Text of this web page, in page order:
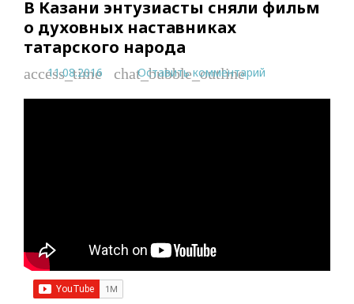
В Казани энтузиасты сняли фильм
о духовных наставниках
татарского народа
access_time
11.08.2016 chat_bubble_outline
Оставить комментарий